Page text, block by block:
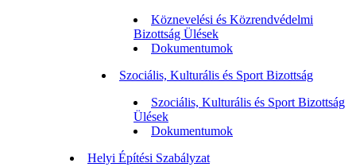
Köznevelési és Közrendvédelmi
Bizottság Ülések
Dokumentumok
Szociális, Kulturális és Sport Bizottság
Szociális, Kulturális és Sport Bizottság
Ülések
Dokumentumok
Helyi Építési Szabályzat